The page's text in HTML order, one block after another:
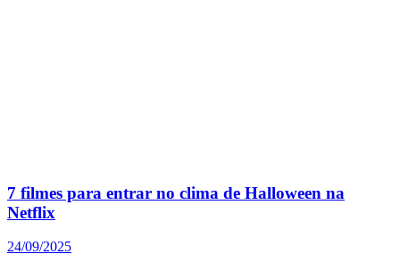
7 filmes para entrar no clima de Halloween na
Netflix
24/09/2025